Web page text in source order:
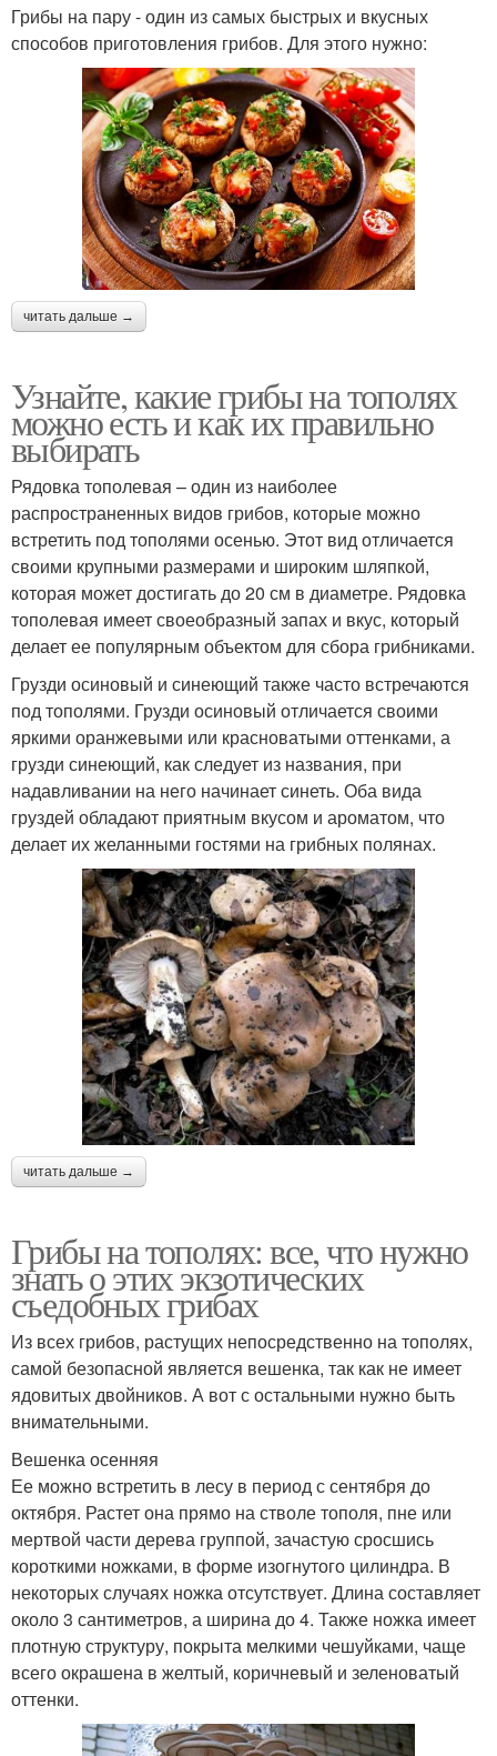
Грибы на пару - один из самых быстрых и вкусных
способов приготовления грибов. Для этого нужно:
читать дальше →
Узнайте, какие грибы на тополях
можно есть и как их правильно
выбирать
Рядовка тополевая – один из наиболее
распространенных видов грибов, которые можно
встретить под тополями осенью. Этот вид отличается
своими крупными размерами и широким шляпкой,
которая может достигать до 20 см в диаметре. Рядовка
тополевая имеет своеобразный запах и вкус, который
делает ее популярным объектом для сбора грибниками.
Грузди осиновый и синеющий также часто встречаются
под тополями. Грузди осиновый отличается своими
яркими оранжевыми или красноватыми оттенками, а
грузди синеющий, как следует из названия, при
надавливании на него начинает синеть. Оба вида
груздей обладают приятным вкусом и ароматом, что
делает их желанными гостями на грибных полянах.
читать дальше →
Грибы на тополях: все, что нужно
знать о этих экзотических
съедобных грибах
Из всех грибов, растущих непосредственно на тополях,
самой безопасной является вешенка, так как не имеет
ядовитых двойников. А вот с остальными нужно быть
внимательными.
Вешенка осенняя
Ее можно встретить в лесу в период с сентября до
октября. Растет она прямо на стволе тополя, пне или
мертвой части дерева группой, зачастую сросшись
короткими ножками, в форме изогнутого цилиндра. В
некоторых случаях ножка отсутствует. Длина составляет
около 3 сантиметров, а ширина до 4. Также ножка имеет
плотную структуру, покрыта мелкими чешуйками, чаще
всего окрашена в желтый, коричневый и зеленоватый
оттенки.